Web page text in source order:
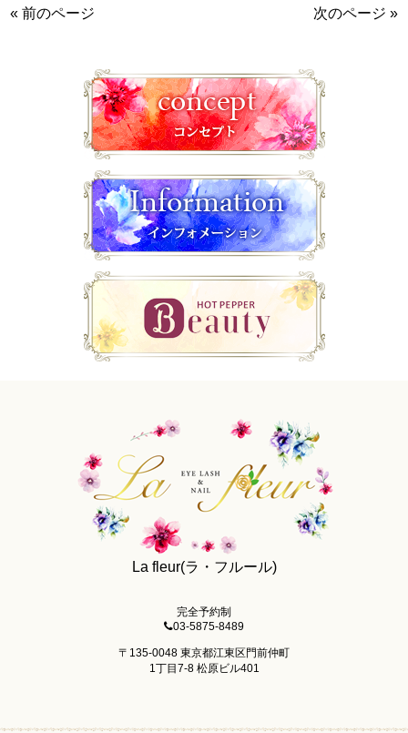
« 前のページ
次のページ »
La fleur(ラ・フルール)
完全予約制
03-5875-8489
〒135-0048 東京都江東区門前仲町
1丁目7-8 松原ビル401